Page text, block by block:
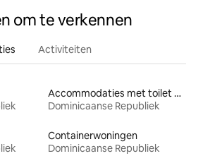
om te verkennen
Activiteiten
Accommodaties met toilet op toegankelijke hoogte
Dominicaanse Republiek
Containerwoningen
Dominicaanse Republiek